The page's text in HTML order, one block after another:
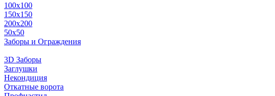
100х100
150х150
200х200
50х50
Заборы и Ограждения
3D Заборы
Заглушки
Некондиция
Откатные ворота